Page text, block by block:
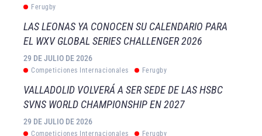
Ferugby
LAS LEONAS YA CONOCEN SU CALENDARIO PARA
EL WXV GLOBAL SERIES CHALLENGER 2026
29 DE JULIO DE 2026
Competiciones Internacionales Ferugby
VALLADOLID VOLVERÁ A SER SEDE DE LAS HSBC
SVNS WORLD CHAMPIONSHIP EN 2027
29 DE JULIO DE 2026
Competiciones Internacionales Ferugby